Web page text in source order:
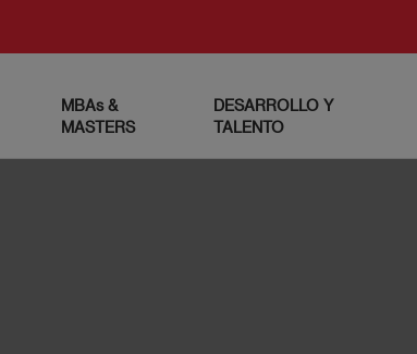
MBAs &
MASTERS
DESARROLLO Y
TALENTO